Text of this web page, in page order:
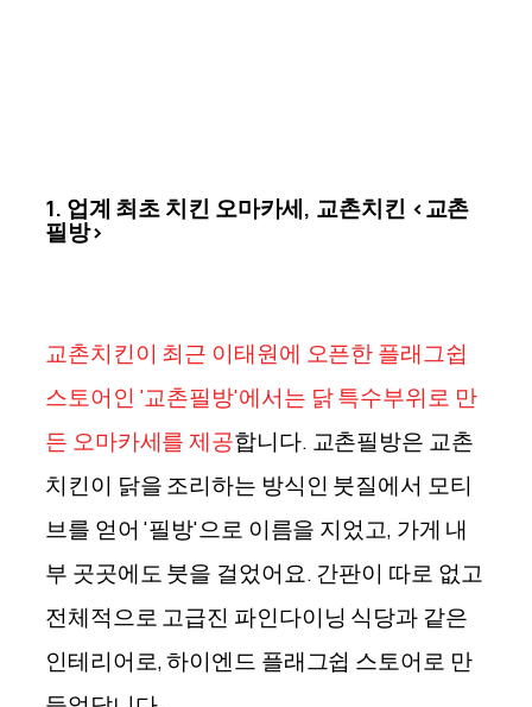
1. 업계 최초 치킨 오마카세, 교촌치킨 <교촌
필방>
교촌치킨이 최근 이태원에 오픈한 플래그쉽
스토어인 '교촌필방'에서는 닭 특수부위로 만
든 오마카세를 제공합니다. 교촌필방은 교촌
치킨이 닭을 조리하는 방식인 붓질에서 모티
브를 얻어 '필방'으로 이름을 지었고, 가게 내
부 곳곳에도 붓을 걸었어요. 간판이 따로 없고
전체적으로 고급진 파인다이닝 식당과 같은
인테리어로, 하이엔드 플래그쉽 스토어로 만